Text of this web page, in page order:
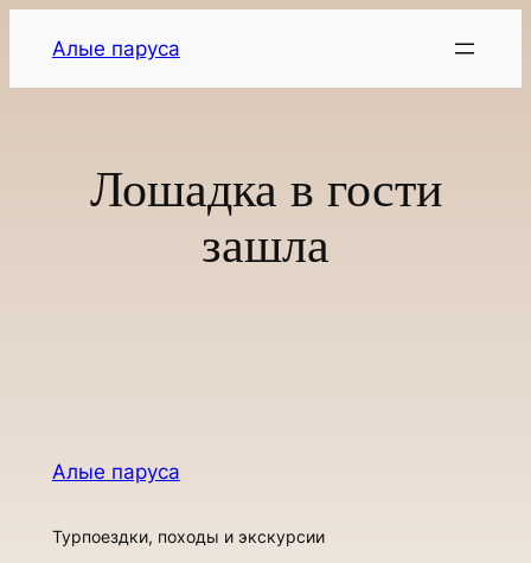
содержимому
Алые паруса
Лошадка в гости
зашла
Алые паруса
Турпоездки, походы и экскурсии